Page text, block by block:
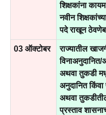
शिक्षकांना
नवीन
पदे राखून
03 ऑक्टोबर
राज्यातील
अथवा तुकडी
अनुदानित किंवा
अथवा
प्रस्ताव